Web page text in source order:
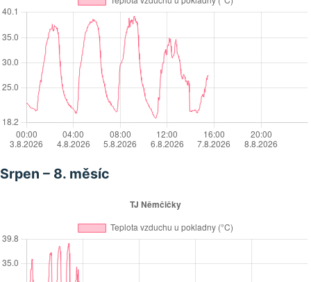
Srpen – 8. měsíc